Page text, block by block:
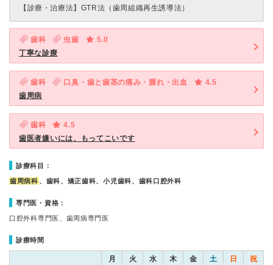
【診療・治療法】 GTR法（歯周組織再生誘導法）
歯科 虫歯
5.0
丁寧な診療
歯科 口臭・歯と歯茎の痛み・腫れ・出血
4.5
歯周病
歯科
4.5
歯医者嫌いには、もってこいです
診療科目：
歯周病科 、歯科、矯正歯科、小児歯科、歯科口腔外科
専門医・資格：
口腔外科専門医、歯周病専門医
診療時間
月 火 水 木 金 土 日 祝